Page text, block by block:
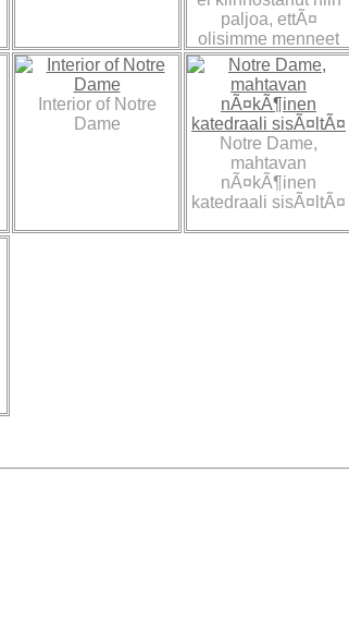
paljoa, ettÃ¤
olisimme menneet
sisÃ¤lle.
Interior of Notre
Dame
Notre Dame,
mahtavan
nÃ¤kÃ¶inen
katedraali sisÃ¤ltÃ¤